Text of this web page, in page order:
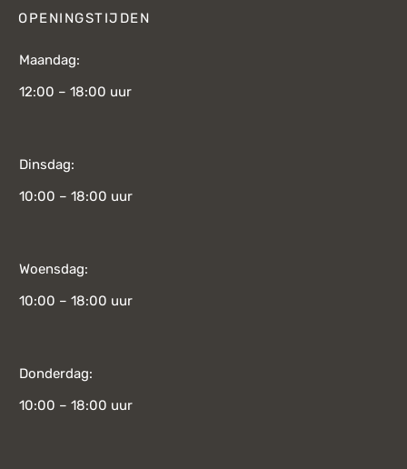
OPENINGSTIJDEN
Maandag:
12:00 – 18:00 uur
Dinsdag:
10:00 – 18:00 uur
Woensdag:
10:00 – 18:00 uur
Donderdag:
10:00 – 18:00 uur